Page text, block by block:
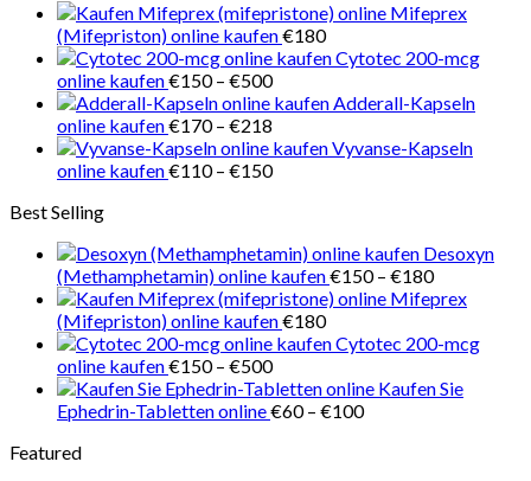
€500
Mifeprex
(Mifepriston) online kaufen€180
Cytotec 200-mcg
online kaufen€150 – €500Preisspanne:
€150
€500
Adderall-Kapseln
online kaufen€170 – €218
€170
bis
Vyvanse-Kapseln
online kaufen€110 – €150Preisspanne:
Best Selling
Desoxyn
(Methamphetamin) online kaufen€150 – €180
€150
€180
Mifeprex
(Mifepriston) online kaufen€180
Cytotec 200-mcg
online kaufen€150 – €500Preisspanne:
€150
bis
Kaufen Sie
Ephedrin-Tabletten online€60 – €100Preisspanne:
Featured